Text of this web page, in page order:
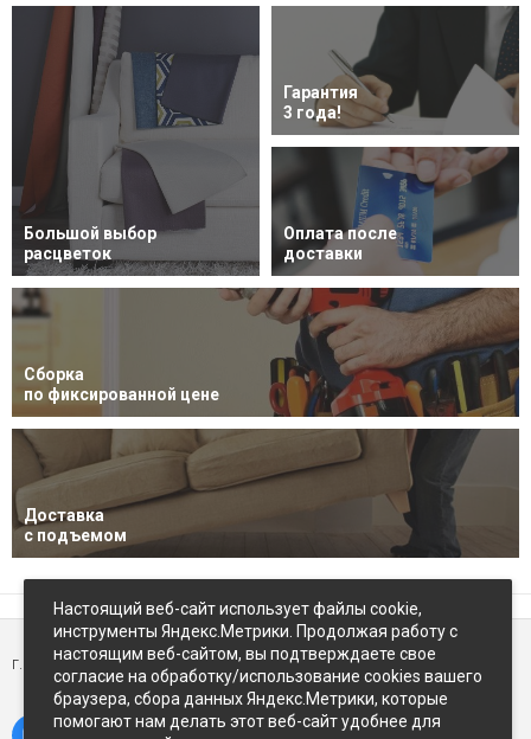
Большой выбор
расцветок
Гарантия
3 года!
Оплата после
доставки
Сборка
по фиксированной цене
Доставка
с подъемом
г. Петропавловск-Камчатский,ул Восточное-шоссе, д.5
Настоящий веб-сайт использует файлы cookie,
инструменты Яндекс.Метрики. Продолжая работу с
настоящим веб-сайтом, вы подтверждаете свое
согласие на обработку/использование cookies вашего
браузера, сбора данных Яндекс.Метрики, которые
помогают нам делать этот веб-сайт удобнее для